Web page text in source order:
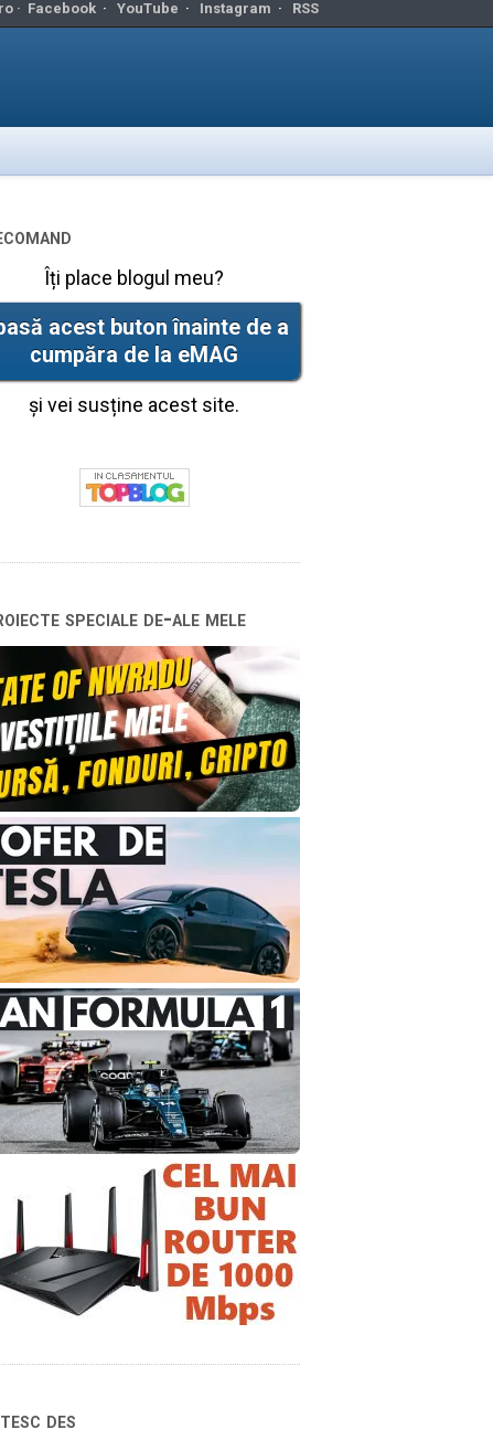
· Facebook· YouTube · Instagram · RSS
Îți place blogul meu?
acest buton înainte de a
cumpăra de la eMAG
și vei susține acest site.
speciale de-ale mele
des